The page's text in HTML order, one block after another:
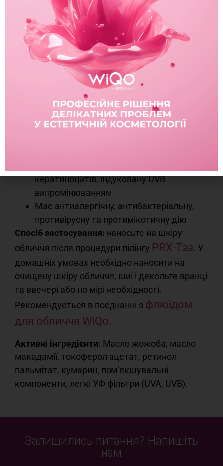
Стимулює вироблення власної
гіалуронової кислоти
Покращує еластичність, тургор і тонус
шкіри
Має протизапальні властивості
Поліпшує мікроциркуляцію крові
Активує процеси тканинного дихання
Забезпечує збільшення синтезу
колагену III типу
Стимулює вироблення натуральних
кератиноцитів, індуковану UVB
випромінюванням
Має антиалергічну, антибактеріальну,
противірусну та протимікотичну дію
Спосіб застосування: наносьте на шкіру
обличчя після процедури пілінгу PRX-Tзз. У
домашніх умовах необхідно наносити на
очищену шкіру обличчя, шиї і декольте вранці
та ввечері або по мірі необхідності.
Рекомендується в поєднанні з флюїдом
для обличчя WiQo.
Активні інгредієнти: Масло жожоба, масло
макадамії, токоферол ацетат, ретинол
пальмітат, кумарин, пом’якшувальні
компоненти, легкі УФ фільтри (UVA, UVB).
Залишились питання? Напишіть
нам